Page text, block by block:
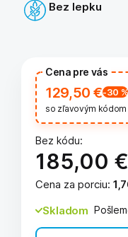
Bez lepku
Cena pre vás
129,50 €-30 %
so zľavovým kódom
Bez kódu:
185,00 €
Cena za porciu:
Skladom